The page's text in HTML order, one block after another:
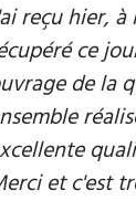
reçu hier,
ce
de la
et c'est